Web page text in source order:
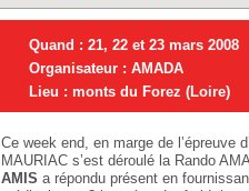
Quand : 21, 22 et 23 mars 2008
Organisateur : AMADA
Lieu : monts du Forez (Loire)
Ce week end, en marge de l’épreuve
MAURIAC s’est déroulé la Rando
AMIS a répondu présent en